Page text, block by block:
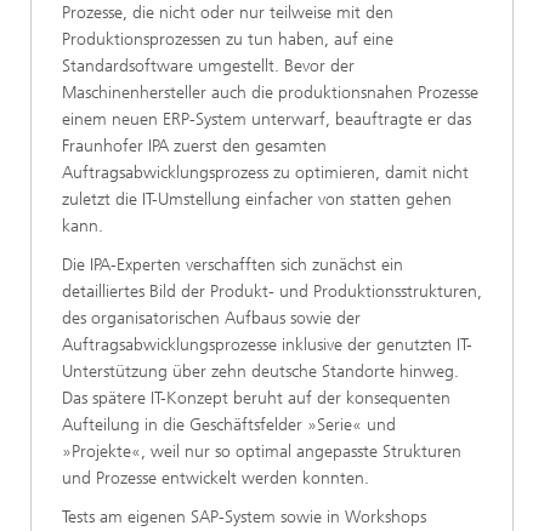
Prozesse, die nicht oder nur teilweise mit den
Produktionsprozessen zu tun haben, auf eine
Standardsoftware umgestellt. Bevor der
Maschinenhersteller auch die produktionsnahen Prozesse
einem neuen ERP-System unterwarf, beauftragte er das
Fraunhofer IPA zuerst den gesamten
Auftragsabwicklungsprozess zu optimieren, damit nicht
zuletzt die IT-Umstellung einfacher von statten gehen
kann.
Die IPA-Experten verschafften sich zunächst ein
detailliertes Bild der Produkt- und Produktionsstrukturen,
des organisatorischen Aufbaus sowie der
Auftragsabwicklungsprozesse inklusive der genutzten IT-
Unterstützung über zehn deutsche Standorte hinweg.
Das spätere IT-Konzept beruht auf der konsequenten
Aufteilung in die Geschäftsfelder »Serie« und
»Projekte«, weil nur so optimal angepasste Strukturen
und Prozesse entwickelt werden konnten.
Tests am eigenen SAP-System sowie in Workshops